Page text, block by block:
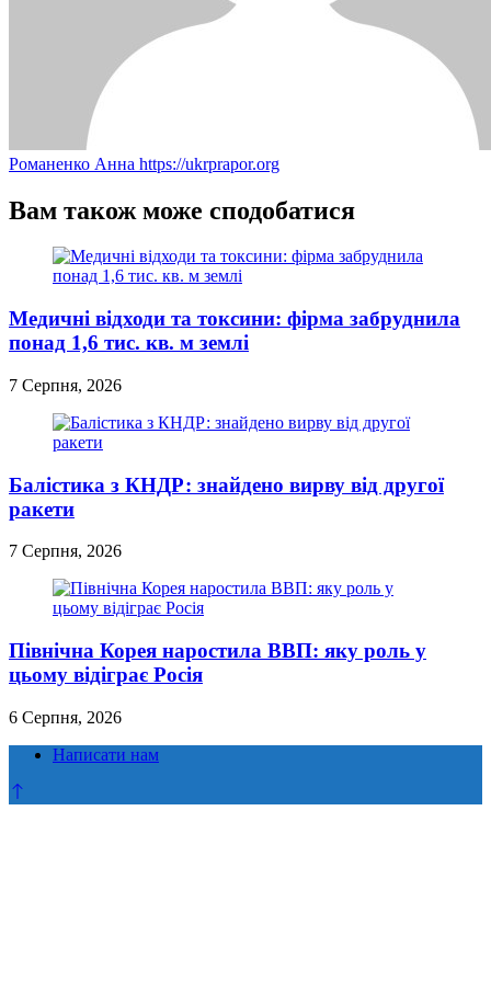
Романенко Анна https://ukrprapor.org
Вам також може сподобатися
Медичні відходи та токсини: фірма забруднила
понад 1,6 тис. кв. м землі
7 Серпня, 2026
Балістика з КНДР: знайдено вирву від другої
ракети
7 Серпня, 2026
Північна Корея наростила ВВП: яку роль у
цьому відіграє Росія
6 Серпня, 2026
Написати нам
Прокрутка
до